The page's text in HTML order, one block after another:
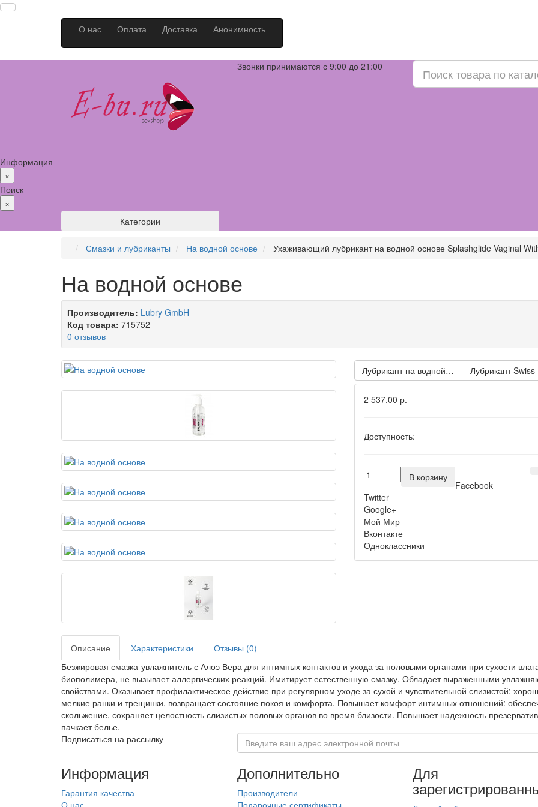
О нас Оплата Доставка Анонимность
Звонки принимаются с 9:00 до 21:00
Информация
×
Поиск
×
Категории
Смазки и лубриканты На водной основе Ухаживающий лубрикант на водной основе Splashglide Vaginal
На водной основе
Производитель: Lubry GmbH
Код товара: 715752
0 отзывов
Лубрикант на водной основе Splashglide
2 537.00 р.
Доступность:
В корзину
Facebook
Twitter
Google+
Мой Мир
Вконтакте
Одноклассники
Описание Характеристики
Отзывы (0)
Безжировая смазка-увлажнитель с Алоэ Вера для интимных контактов и ухода за половыми органами при сухости
биополимера, не вызывает аллергических реакций. Имитирует естественную смазку. Обладает выраженными
свойствами. Оказывает профилактическое действие при регулярном уходе за сухой и чувствительной слизистой:
мелкие ранки и трещинки, возвращает состояние покоя и комфорта. Повышает комфорт интимных отношений:
скольжение, сохраняет целостность слизистых половых органов во время близости. Повышает надежность
пачкает белье.
Подписаться на рассылку
Информация
Гарантия качества
О нас
Дополнительно
Производители
Подарочные сертификаты
Для